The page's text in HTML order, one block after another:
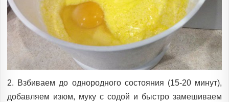
2. Взбиваем до однородного состояния (15-20 минут),
добавляем изюм, муку с содой и быстро замешиваем